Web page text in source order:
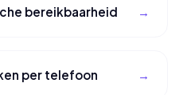
bereikbaarheid
per telefoon